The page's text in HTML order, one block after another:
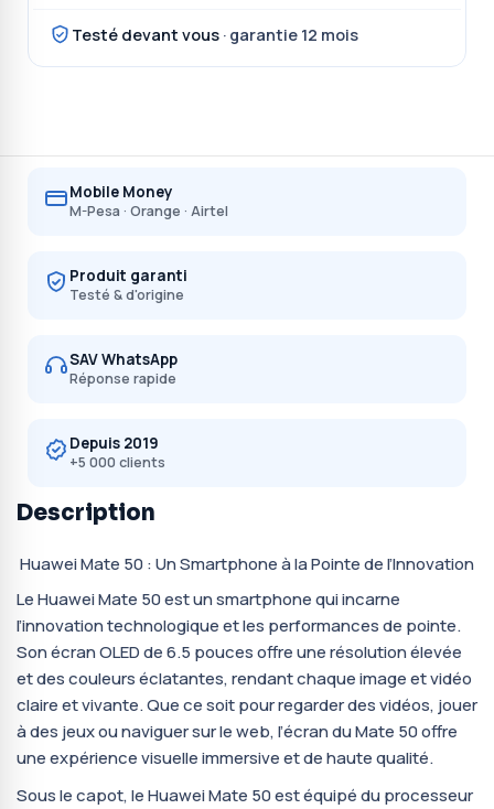
Testé devant vous · garantie 12 mois
Mobile Money
M-Pesa · Orange · Airtel
Produit garanti
Testé & d'origine
SAV WhatsApp
Réponse rapide
Depuis 2019
+5 000 clients
Description
Huawei Mate 50 : Un Smartphone à la Pointe de l’Innovation
Le Huawei Mate 50 est un smartphone qui incarne
l’innovation technologique et les performances de pointe.
Son écran OLED de 6.5 pouces offre une résolution élevée
et des couleurs éclatantes, rendant chaque image et vidéo
claire et vivante. Que ce soit pour regarder des vidéos, jouer
à des jeux ou naviguer sur le web, l’écran du Mate 50 offre
une expérience visuelle immersive et de haute qualité.
Sous le capot, le Huawei Mate 50 est équipé du processeur